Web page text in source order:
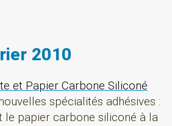
2010
et Papier Carbone Siliconé
spécialités adhésives :
le papier carbone siliconé à la